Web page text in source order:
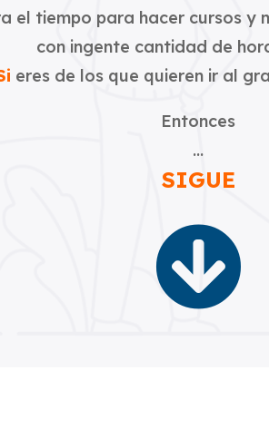
el tiempo para hacer cursos y
con ingente cantidad de
eres de los que quieren ir al
Entonces
…
SIGUE
